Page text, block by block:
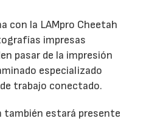
con la LAMpro Cheetah
impresas
pasar de la impresión
especializado
trabajo conectado.
también estará presente